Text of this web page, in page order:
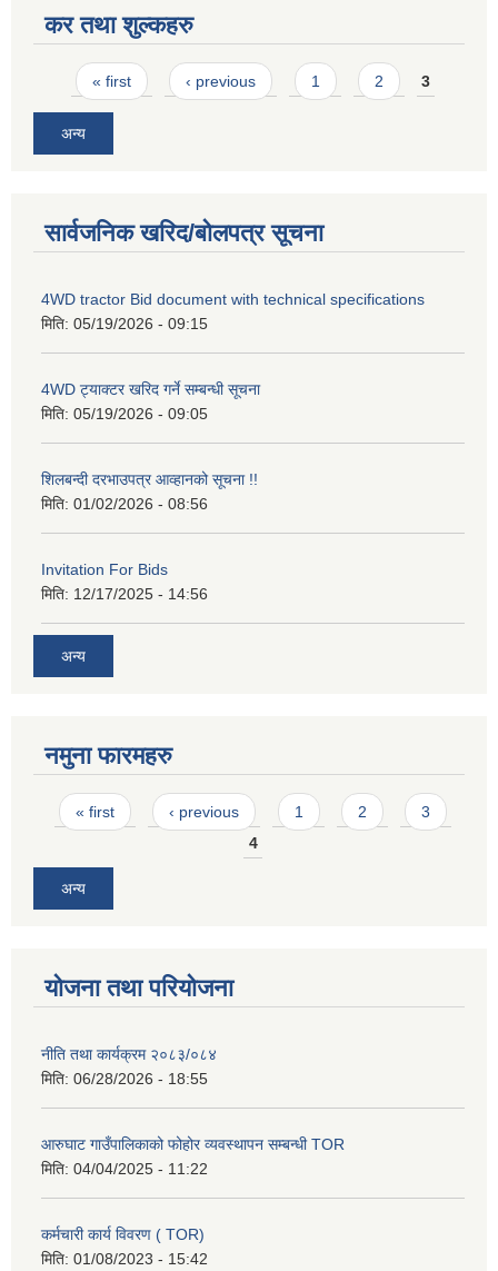
कर तथा शुल्कहरु
Pages
« first ‹ previous 1 2 3
अन्य
सार्वजनिक खरिद/बोलपत्र सूचना
4WD tractor Bid document with technical specifications
मिति: 05/19/2026 - 09:15
4WD ट्याक्टर खरिद गर्ने सम्बन्धी सूचना
मिति: 05/19/2026 - 09:05
शिलबन्दी दरभाउपत्र आव्हानको सूचना !!
मिति: 01/02/2026 - 08:56
Invitation For Bids
मिति: 12/17/2025 - 14:56
अन्य
नमुना फारमहरु
Pages
« first ‹ previous 1 2
3
4
अन्य
योजना तथा परियोजना
नीति तथा कार्यक्रम २०८३/०८४
मिति: 06/28/2026 - 18:55
आरुघाट गाउँपालिकाको फोहोर व्यवस्थापन सम्बन्धी TOR
मिति: 04/04/2025 - 11:22
कर्मचारी कार्य विवरण ( TOR)
मिति: 01/08/2023 - 15:42